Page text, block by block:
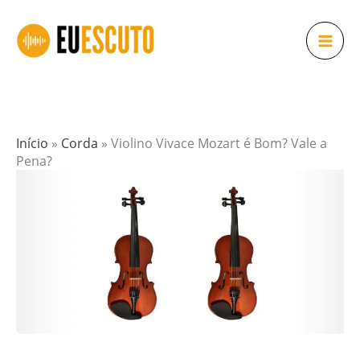
para
Início » Corda » Violino Vivace Mozart é Bom? Vale a
Pena?